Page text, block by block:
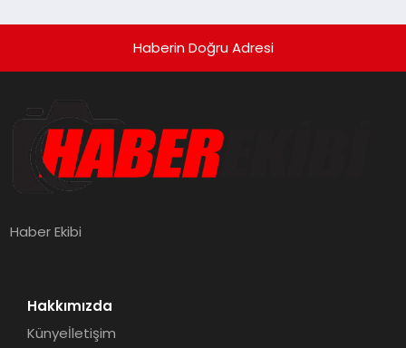
Haberin Doğru Adresi
Haber Ekibi
Hakkımızda
Künyeİletişim